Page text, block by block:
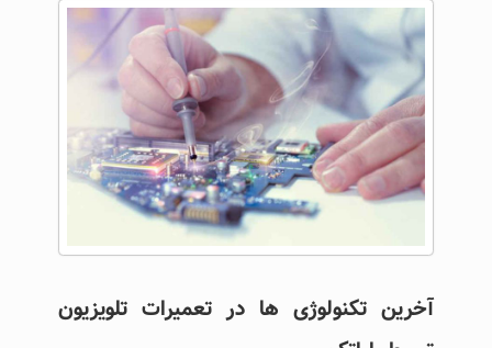
آخرین تکنولوژی ‌ها در تعمیرات تلویزیون